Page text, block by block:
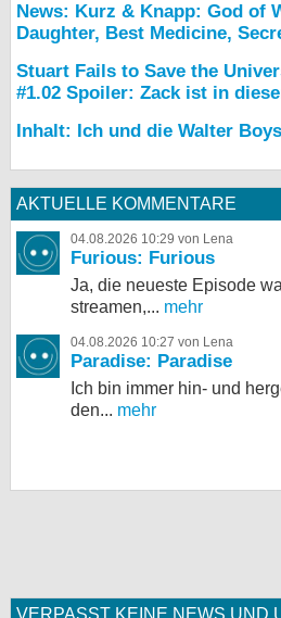
News: Kurz & Knapp: God of
Daughter, Best Medicine,
Stuart Fails to Save the
#1.02 Spoiler: Zack ist in
Inhalt: Ich und die Walter
AKTUELLE KOMMENTARE
04.08.2026 10:29 von Lena
Furious: Furious
Ja, die neueste Episode
streamen,... mehr
04.08.2026 10:27 von Lena
Paradise: Paradise
Ich bin immer hin- und
den... mehr
VERPASST KEINE NEWS UND